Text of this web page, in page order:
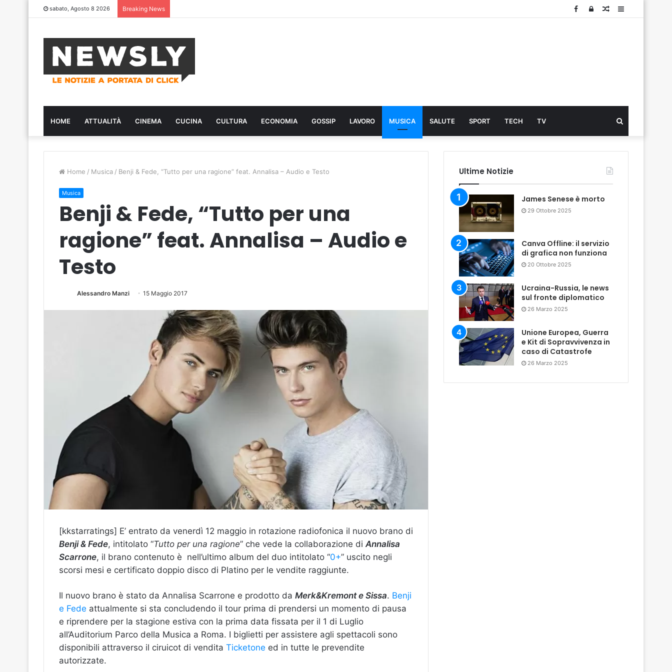
sabato, Agosto 8 2026 Breaking News Sidebar
Articolo
Log
Facebook
HOME ATTUALITÀ CINEMA CUCINA CULTURA ECONOMIA GOSSIP LAVORO MUSICA SALUTE SPORT TECH TV
...
Home / Musica / Benji & Fede, “Tutto per una ragione” feat. Annalisa – Audio e Testo
Musica
Benji & Fede, “Tutto per una
ragione” feat. Annalisa – Audio e
Testo
Alessandro Manzi 15 Maggio 2017
[kkstarratings] E’ entrato da venerdì 12 maggio in rotazione radiofonica il nuovo brano di
Benji & Fede, intitolato “Tutto per una ragione” che vede la collaborazione diAnnalisa
Scarrone, il brano contenuto è nell’ultimo album del duo intitolato “0+” uscito negli
scorsi mesi e certificato doppio disco di Platino per le vendite raggiunte.
Il nuovo brano è stato da Annalisa Scarrone e prodotto da Merk&Kremont e Sissa. Benji
e Fede attualmente si sta concludendo il tour prima di prendersi un momento di pausa
e riprendere per la stagione estiva con la prima data fissata per il 1 di Luglio
all’Auditorium Parco della Musica a Roma. I biglietti per assistere agli spettacoli sono
disponibili attraverso il ciruicot di vendita Ticketone ed in tutte le prevendite
autorizzate.
Ultime Notizie
James Senese è morto
29 Ottobre 2025
Canva Offline: il servizio
di grafica non funziona
20 Ottobre 2025
Ucraina-Russia, le news
sul fronte diplomatico
26 Marzo 2025
Unione Europea, Guerra
e Kit di Sopravvivenza in
caso di Catastrofe
26 Marzo 2025